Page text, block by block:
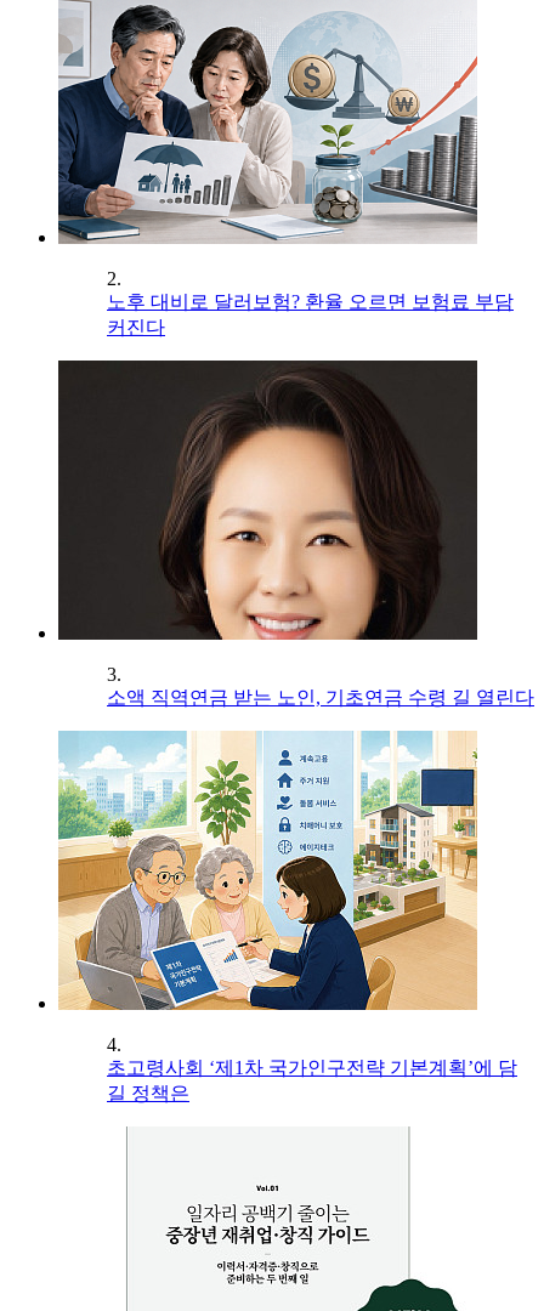
2.
노후 대비로 달러보험? 환율 오르면 보험료 부담
커진다
3.
소액 직역연금 받는 노인, 기초연금 수령 길 열린다
4.
초고령사회 ‘제1차 국가인구전략 기본계획’에 담
길 정책은